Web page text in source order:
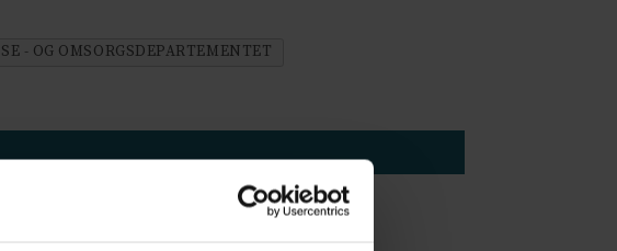
- OG OMSORGSDEPARTEMENTET